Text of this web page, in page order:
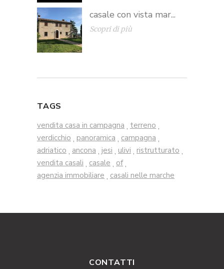
casale con vista mar...
Scopri di più
TAGS
vendita casa in campagna , terreno ,
verdicchio , panoramica , campagna ,
adriatico , ancona ,jesi , ulivi , ristrutturato ,
vendita casali , casale , of ,
agenzia immobiliare , casali nelle marche
CONTATTI